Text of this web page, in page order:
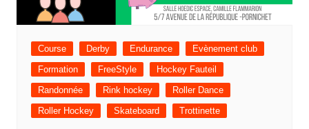
Course Derby Endurance
Evènement club
Formation
FreeStyle
Hockey Fauteil
Randonnée
Rink hockey
Roller Dance
Roller Hockey
Skateboard Trottinette